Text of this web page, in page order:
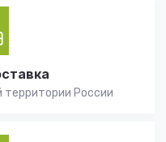
территории России